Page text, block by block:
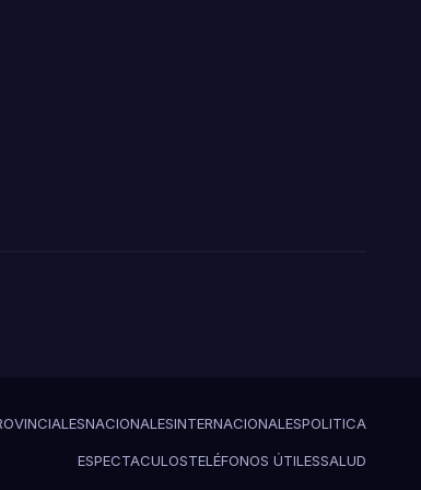
HISTÓRICA PARA LA
NACIONALESINTERNACIONALESPOLITICA
ESPECTACULOSTELÉFONOS ÚTILESSALUD